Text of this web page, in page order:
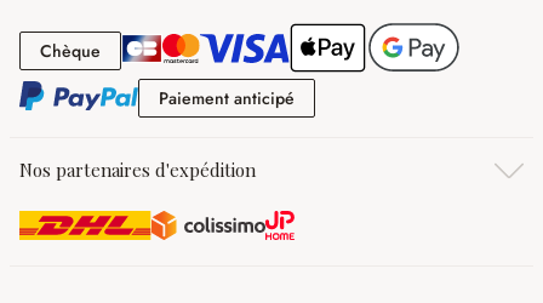
Chèque Chèque
Paiement anticipé
Nos partenaires d'expédition